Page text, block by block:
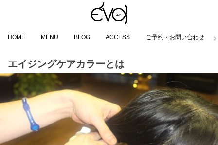
HOME MENU BLOG ACCESS ご予約・お問い合わせ
エイジングケアカラーとは